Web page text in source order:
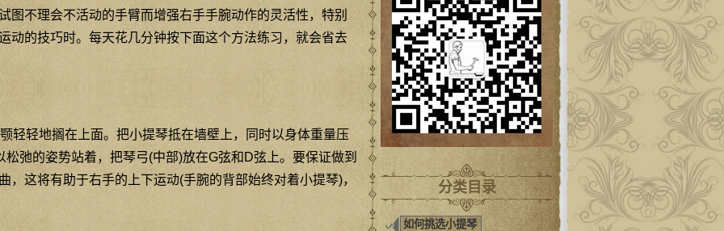
图不理会不活动的手臂而增强右手手腕动作的灵活性，特别
动的技巧时。每天花几分钟按下面这个方法练习，就会省去
轻轻地搁在上面。把小提琴抵在墙壁上，同时以身体重量压
弛的姿势站着，把琴弓(中部)放在G弦和D弦上。要保证做到
，这将有助于右手的上下运动(手腕的背部始终对着小提琴)，
分类目录
如何挑选小提琴